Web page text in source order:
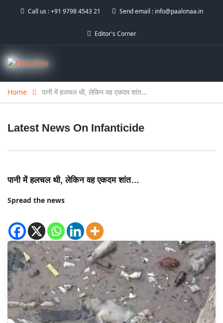
Call us :+91 9798 4543 21 Send email : info@paalonaa.in
Editor's Corner
Home पानी में हलचल थी, लेकिन वह एकदम शांत…
Latest News On Infanticide
पानी में हलचल थी, लेकिन वह एकदम शांत…
Spread the news